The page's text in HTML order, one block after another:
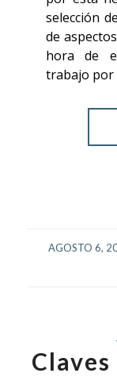
selección
de
hora de
trabajo por
AGOSTO 6,
/